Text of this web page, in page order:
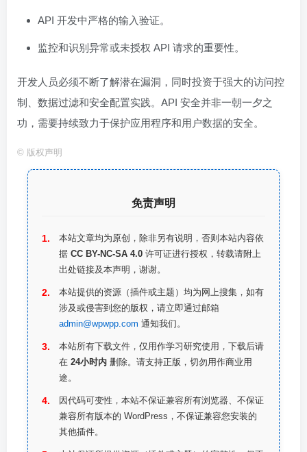
API 开发中严格的输入验证。
监控和识别异常或未授权 API 请求的重要性。
开发人员必须不断了解潜在漏洞，同时投资于强大的访问控
制、数据过滤和安全配置实践。API 安全并非一朝一夕之
功，需要持续致力于保护应用程序和用户数据的安全。
© 版权声明
免责声明
本站文章均为原创，除非另有说明，否则本站内容依
据 CC BY-NC-SA 4.0 许可证进行授权，转载请附上
出处链接及本声明，谢谢。
本站提供的资源（插件或主题）均为网上搜集，如有
涉及或侵害到您的版权，请立即通过邮箱
admin@wpwpp.com 通知我们。
本站所有下载文件，仅用作学习研究使用，下载后请
在 24小时内 删除。请支持正版，切勿用作商业用
途。
因代码可变性，本站不保证兼容所有浏览器、不保证
兼容所有版本的 WordPress，不保证兼容您安装的
其他插件。